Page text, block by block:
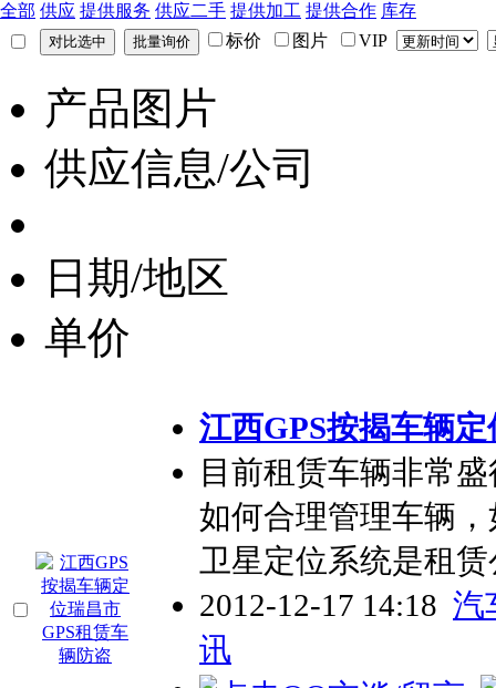
全部 供应 提供服务 供应二手 提供加工 提供合作 库存
标价
图片 VIP
产品图片
供应信息/公司
日期/地区
单价
江西GPS按揭车辆
目前租赁车辆非常
如何合理管理车辆
卫星定位系统是租
2012-12-17 14:18 汽
讯